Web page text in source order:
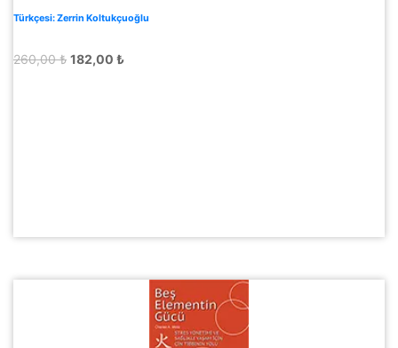
Türkçesi: Zerrin Koltukçuoğlu
260,00₺ Orijinal
182,00 ₺Şu